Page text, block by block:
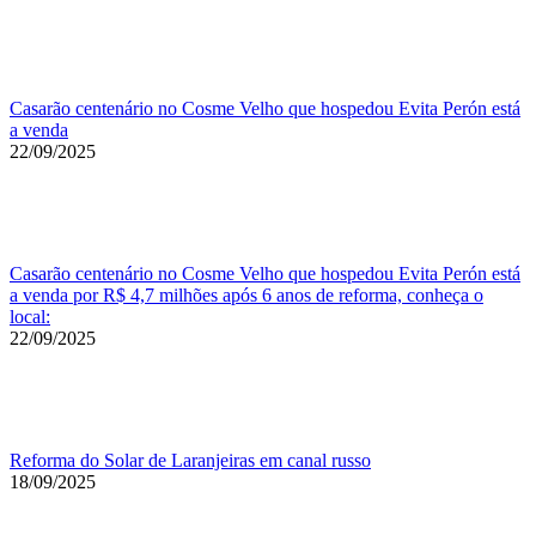
Casarão centenário no Cosme Velho que hospedou Evita Perón está
a venda
22/09/2025
Casarão centenário no Cosme Velho que hospedou Evita Perón está
a venda por R$ 4,7 milhões após 6 anos de reforma, conheça o
local:
22/09/2025
Reforma do Solar de Laranjeiras em canal russo
18/09/2025